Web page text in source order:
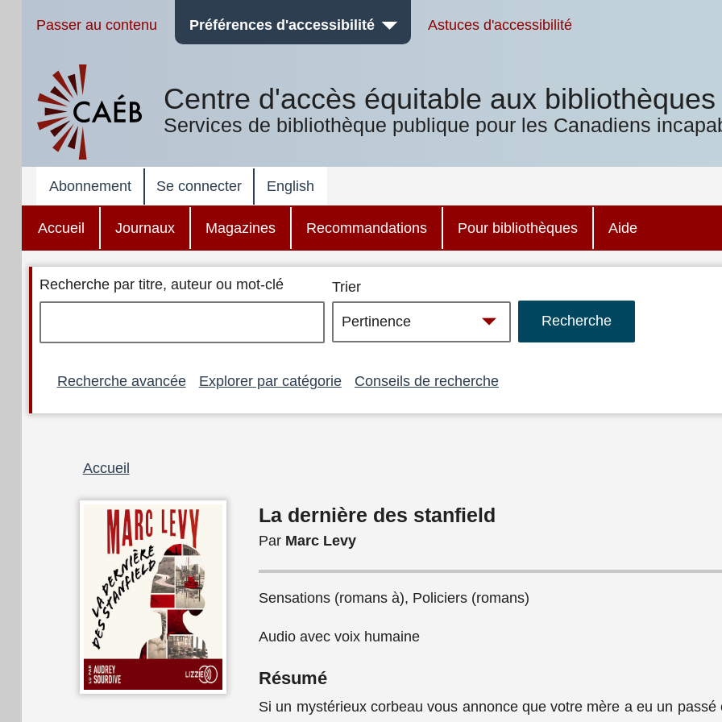
Passer au contenu Préférences d'accessibilité Astuces d'accessibilité
Centre d'accès équitable aux bibliothèques
Services de bibliothèque publique pour les Canadiens
Abonnement Se connecter English
Accueil Journaux Magazines Recommandations Pour bibliothèques Aide
Recherche par titre, auteur ou mot-clé Trier
Recherche avancée Explorer par catégorie Conseils de recherche
Fil
Accueil
La dernière des stanfield
Par Marc Levy
Sensations (romans à), Policiers (romans)
Audio avec voix humaine
Résumé
Si un mystérieux corbeau vous annonce que votre mère a eu un passé